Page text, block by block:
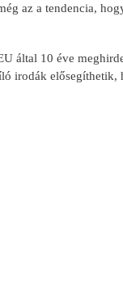
az a tendencia,
által 10 éve
irodák